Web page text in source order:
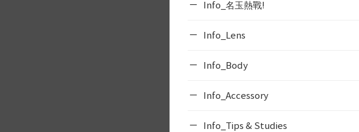
Info_名玉熱戰!
Info_Lens
Info_Body
Info_Accessory
Info_Tips & Studies